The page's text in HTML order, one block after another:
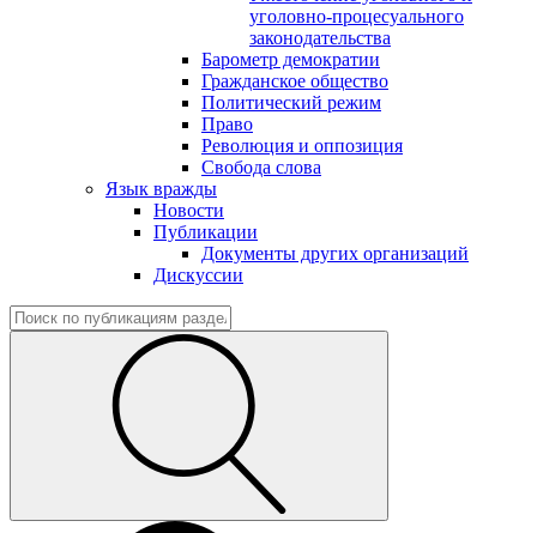
уголовно-процесуального
законодательства
Барометр демократии
Гражданское общество
Политический режим
Право
Революция и оппозиция
Свобода слова
Язык вражды
Новости
Публикации
Документы других организаций
Дискуссии